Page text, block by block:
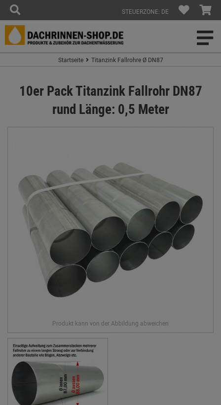
STEUERZONE: DE
Startseite Titanzink Fallrohre Ø DN87
10er Pack Titanzink Fallrohr DN87
rund Länge: 0,5 Meter